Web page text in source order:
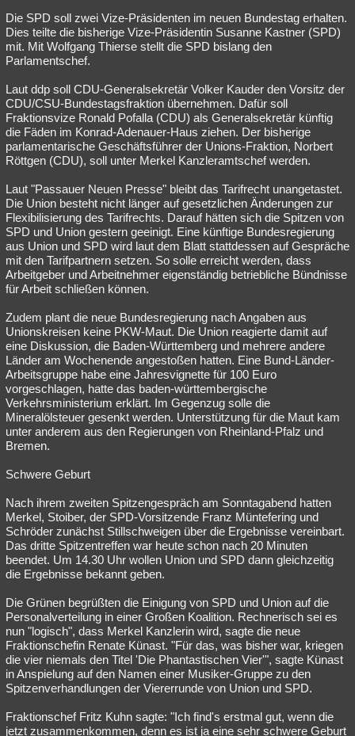
Die SPD soll zwei Vize-Präsidenten im neuen Bundestag erhalten.
Dies teilte die bisherige Vize-Präsidentin Susanne Kastner (SPD)
mit. Mit Wolfgang Thierse stellt die SPD bislang den
Parlamentschef.
Laut ddp soll CDU-Generalsekretär Volker Kauder den Vorsitz der
CDU/CSU-Bundestagsfraktion übernehmen. Dafür soll
Fraktionsvize Ronald Pofalla (CDU) als Generalsekretär künftig
die Fäden im Konrad-Adenauer-Haus ziehen. Der bisherige
parlamentarische Geschäftsführer der Unions-Fraktion, Norbert
Röttgen (CDU), soll unter Merkel Kanzleramtschef werden.
Laut "Passauer Neuen Presse" bleibt das Tarifrecht unangetastet.
Die Union besteht nicht länger auf gesetzlichen Änderungen zur
Flexibilisierung des Tarifrechts. Darauf hätten sich die Spitzen von
SPD und Union gestern geeinigt. Eine künftige Bundesregierung
aus Union und SPD wird laut dem Blatt stattdessen auf Gespräche
mit den Tarifpartnern setzen. So solle erreicht werden, dass
Arbeitgeber und Arbeitnehmer eigenständig betriebliche Bündnisse
für Arbeit schließen können.
Zudem plant die neue Bundesregierung nach Angaben aus
Unionskreisen keine PKW-Maut. Die Union reagierte damit auf
eine Diskussion, die Baden-Württemberg und mehrere andere
Länder am Wochenende angestoßen hatten. Eine Bund-Länder-
Arbeitsgruppe habe eine Jahresvignette für 100 Euro
vorgeschlagen, hatte das baden-württembergische
Verkehrsministerium erklärt. Im Gegenzug solle die
Mineralölsteuer gesenkt werden. Unterstützung für die Maut kam
unter anderem aus den Regierungen von Rheinland-Pfalz und
Bremen.
Schwere Geburt
Nach ihrem zweiten Spitzengespräch am Sonntagabend hatten
Merkel, Stoiber, der SPD-Vorsitzende Franz Müntefering und
Schröder zunächst Stillschweigen über die Ergebnisse vereinbart.
Das dritte Spitzentreffen war heute schon nach 20 Minuten
beendet. Um 14.30 Uhr wollen Union und SPD dann gleichzeitig
die Ergebnisse bekannt geben.
Die Grünen begrüßten die Einigung von SPD und Union auf die
Personalverteilung in einer Großen Koalition. Rechnerisch sei es
nun "logisch", dass Merkel Kanzlerin wird, sagte die neue
Fraktionschefin Renate Künast. "Für das, was bisher war, kriegen
die vier niemals den Titel 'Die Phantastischen Vier'", sagte Künast
in Anspielung auf den Namen einer Musiker-Gruppe zu den
Spitzenverhandlungen der Viererrunde von Union und SPD.
Fraktionschef Fritz Kuhn sagte: "Ich find's erstmal gut, wenn die
jetzt zusammenkommen, denn es ist ja eine sehr schwere Geburt